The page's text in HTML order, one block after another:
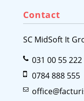
Contact
SC MidSoft It
031 00 55 222
0784 888 555